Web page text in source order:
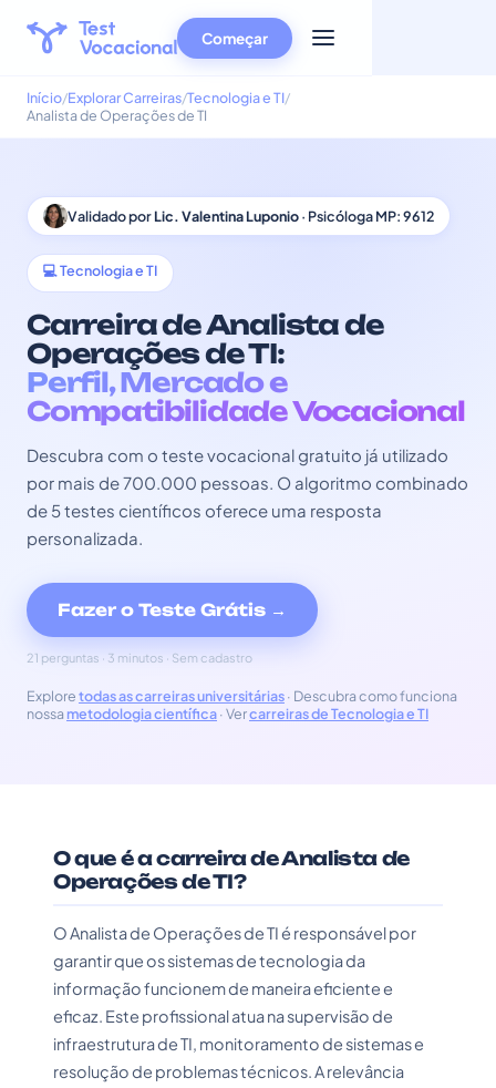
Começar
Início Explorar Carreiras Tecnologia e TI
Analista de Operações de TI
Validado porLic. Valentina Luponio· Psicóloga MP: 9612
💻 Tecnologia e TI
Carreira de Analista de
Operações de TI:
Perfil, Mercado e
Compatibilidade Vocacional
Descubra com o teste vocacional gratuito já utilizado
por mais de 700.000 pessoas. O algoritmo combinado
de 5 testes científicos oferece uma resposta
personalizada.
Fazer o Teste Grátis →
21 perguntas · 3 minutos · Sem cadastro
Exploretodas as carreiras universitárias· Descubra como funciona
nossa metodologia científica· Vercarreiras de Tecnologia e TI
O que é a carreira de Analista de
Operações de TI?
O Analista de Operações de TI é responsável por
garantir que os sistemas de tecnologia da
informação funcionem de maneira eficiente e
eficaz. Este profissional atua na supervisão de
infraestrutura de TI, monitoramento de sistemas e
resolução de problemas técnicos. A relevância